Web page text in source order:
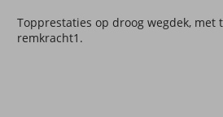
​Topprestaties op droog wegdek, met
remkracht1.​